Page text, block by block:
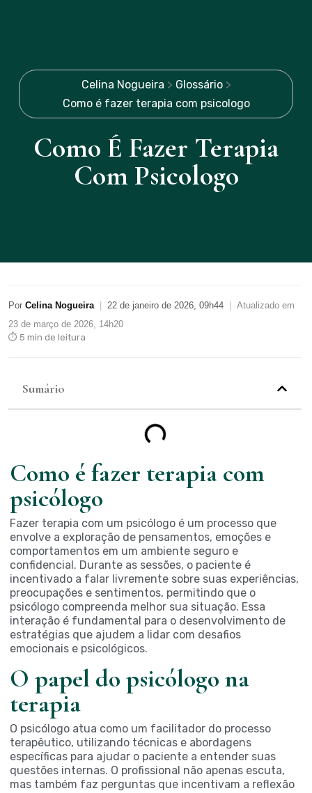
Celina Nogueira > Glossário>
Como é fazer terapia com psicologo
Como É Fazer Terapia
Com Psicologo
Por Celina Nogueira 22 de janeiro de 2026, 09h44
Atualizado em
23 de março de 2026, 14h20
⏱ 5 min de leitura
Sumário
Como é fazer terapia com
psicólogo
Fazer terapia com um psicólogo é um processo que
envolve a exploração de pensamentos, emoções e
comportamentos em um ambiente seguro e
confidencial. Durante as sessões, o paciente é
incentivado a falar livremente sobre suas experiências,
preocupações e sentimentos, permitindo que o
psicólogo compreenda melhor sua situação. Essa
interação é fundamental para o desenvolvimento de
estratégias que ajudem a lidar com desafios
emocionais e psicológicos.
O papel do psicólogo na
terapia
O psicólogo atua como um facilitador do processo
terapêutico, utilizando técnicas e abordagens
específicas para ajudar o paciente a entender suas
questões internas. O profissional não apenas escuta,
mas também faz perguntas que incentivam a reflexão